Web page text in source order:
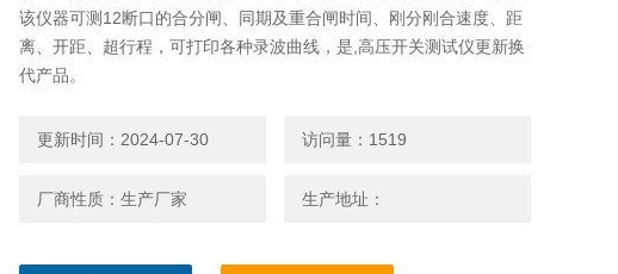
该仪器可测12断口的合分闸、同期及重合闸时间、刚分刚合速度、距
离、开距、超行程，可打印各种录波曲线，是,高压开关测试仪更新换
代产品。
更新时间：2024-07-30 访问量：1519
厂商性质：生产厂家 生产地址：